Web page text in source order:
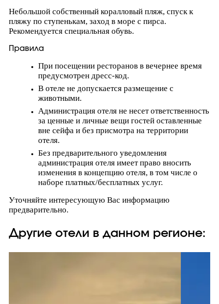
Небольшой собственный коралловый пляж, спуск к
пляжу по ступенькам, заход в море с пирса.
Рекомендуется специальная обувь.
Правила
При посещении ресторанов в вечернее время
предусмотрен дресс-код.
В отеле не допускается размещение с
животными.
Администрация отеля не несет ответственность
за ценные и личные вещи гостей оставленные
вне сейфа и без присмотра на территории
отеля.
Без предварительного уведомления
администрация отеля имеет право вносить
изменения в концепцию отеля, в том числе о
наборе платных/бесплатных услуг.
Уточняйте интересующую Вас информацию
предварительно.
Другие отели в данном регионе: